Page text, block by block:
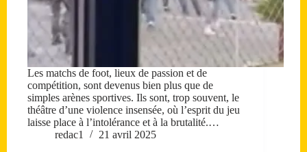
Les matchs de foot, lieux de passion et de
compétition, sont devenus bien plus que de
simples arènes sportives. Ils sont, trop souvent, le
théâtre d’une violence insensée, où l’esprit du jeu
laisse place à l’intolérance et à la brutalité.…
redac1
21 avril 2025